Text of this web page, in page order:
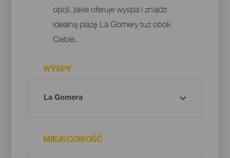
opcji, jakie oferuje wyspa i znajdź
idealną plażę La Gomery tuż obok
Ciebie.
WYSPY
MIEJSCOWOŚĆ